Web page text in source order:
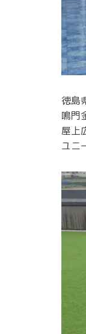
徳島
鳴門
屋上
ユニ